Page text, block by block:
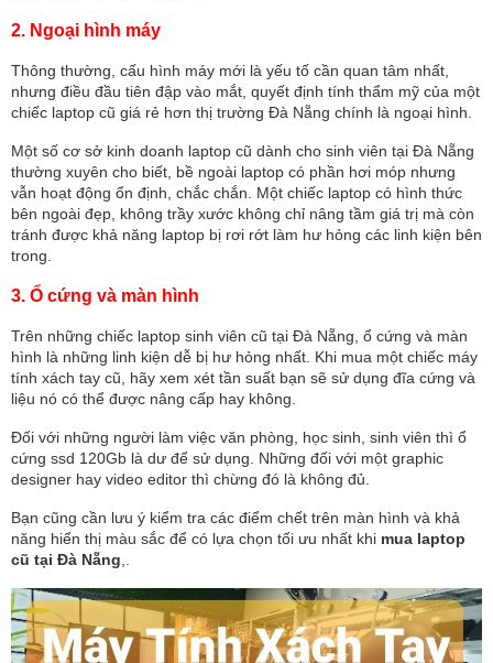
2. Ngoại hình máy
Thông thường, cấu hình máy mới là yếu tố cần quan tâm nhất,
nhưng điều đầu tiên đập vào mắt, quyết định tính thẩm mỹ của một
chiếc laptop cũ giá rẻ hơn thị trường Đà Nẵng chính là ngoại hình.
Một số cơ sở kinh doanh laptop cũ dành cho sinh viên tại Đà Nẵng
thường xuyên cho biết, bề ngoài laptop có phần hơi móp nhưng
vẫn hoạt động ổn định, chắc chắn. Một chiếc laptop có hình thức
bên ngoài đẹp, không trầy xước không chỉ nâng tầm giá trị mà còn
tránh được khả năng laptop bị rơi rớt làm hư hỏng các linh kiện bên
trong.
3. Ổ cứng và màn hình
Trên những chiếc laptop sinh viên cũ tại Đà Nẵng, ổ cứng và màn
hình là những linh kiện dễ bị hư hỏng nhất. Khi mua một chiếc máy
tính xách tay cũ, hãy xem xét tần suất bạn sẽ sử dụng đĩa cứng và
liệu nó có thể được nâng cấp hay không.
Đối với những người làm việc văn phòng, học sinh, sinh viên thì ổ
cứng ssd 120Gb là dư để sử dụng. Những đối với một graphic
designer hay video editor thì chừng đó là không đủ.
Bạn cũng cần lưu ý kiểm tra các điểm chết trên màn hình và khả
năng hiển thị màu sắc để có lựa chọn tối ưu nhất khi mua laptop
cũ tại Đà Nẵng